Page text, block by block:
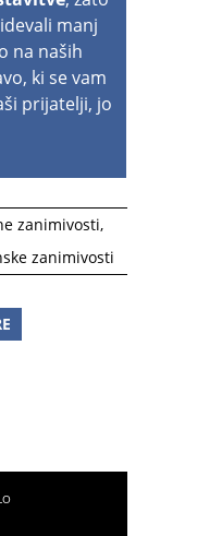
manj
na naših
ki se vam
prijatelji, jo
zanimivosti,
zanimivosti